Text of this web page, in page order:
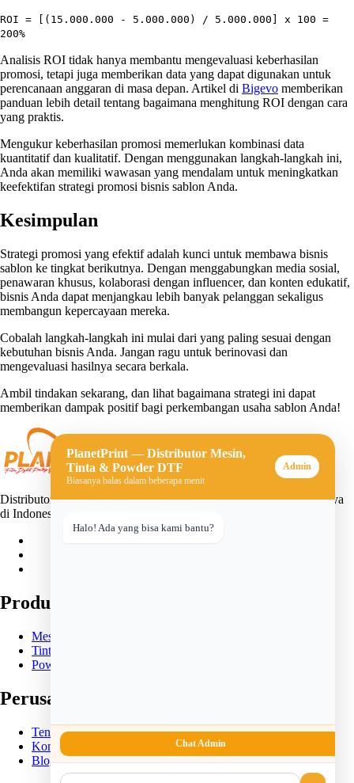
ROI = [(15.000.000 - 5.000.000) / 5.000.000] x 100 =
200%
Analisis ROI tidak hanya membantu mengevaluasi keberhasilan
promosi, tetapi juga memberikan data yang dapat digunakan untuk
perencanaan anggaran di masa depan. Artikel di Bigevo memberikan
panduan lebih detail tentang bagaimana menghitung ROI dengan cara
yang praktis.
Mengukur keberhasilan promosi memerlukan kombinasi data
kuantitatif dan kualitatif. Dengan menggunakan langkah-langkah ini,
Anda akan memiliki wawasan yang mendalam untuk meningkatkan
keefektifan strategi promosi bisnis sablon Anda.
Kesimpulan
Strategi promosi yang efektif adalah kunci untuk membawa bisnis
sablon ke tingkat berikutnya. Dengan menggabungkan media sosial,
penawaran khusus, kolaborasi dengan influencer, dan konten edukatif,
bisnis Anda dapat menjangkau lebih banyak pelanggan sekaligus
membangun kepercayaan mereka.
Cobalah langkah-langkah ini mulai dari yang paling sesuai dengan
kebutuhan bisnis Anda. Jangan ragu untuk berinovasi dan
mengevaluasi hasilnya secara berkala.
Ambil tindakan sekarang, dan lihat bagaimana strategi ini dapat
memberikan dampak positif bagi perkembangan usaha sablon Anda!
Distributor mesin, tinta, dan powder DTF (Direct-to-Film) terpercaya
di Indonesia. Solusi lengkap untuk usaha sablon digital Anda.
Produk
Mesin DTF
Tinta DTF
Powder DTF
Perusahaan
Tentang Kami
Kontak
Blog
PlanetPrint — Distributor Mesin,
Tinta & Powder DTF
Biasanya balas dalam beberapa menit
Admin
Halo! Ada yang bisa kami bantu?
Chat Admin